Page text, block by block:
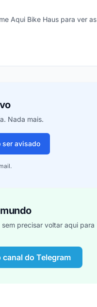
Aqui Bike Haus para ver as
Nada mais.
ser avisado
precisar voltar aqui para
canal do Telegram